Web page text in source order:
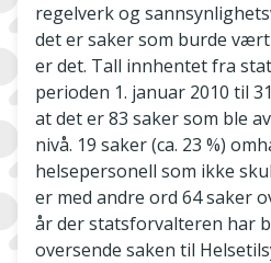
regelverk og
det er saker som burde
er det. Tall innhentet fra
perioden 1. januar 2010 til
at det er 83 saker som ble
nivå. 19 saker (ca. 23 %)
helsepersonell som ikke
er med andre ord 64 saker
år der statsforvalteren har
oversende saken til